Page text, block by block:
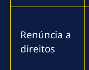
Renúncia a
direitos